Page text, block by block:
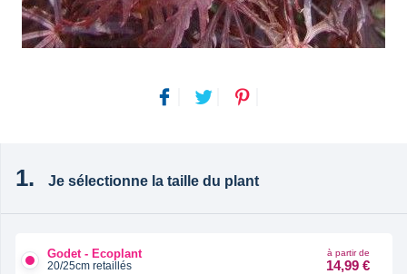
Je sélectionne la taille du plant
Godet - Ecoplant
20/25cm retaillés
à partir de
14,99 €